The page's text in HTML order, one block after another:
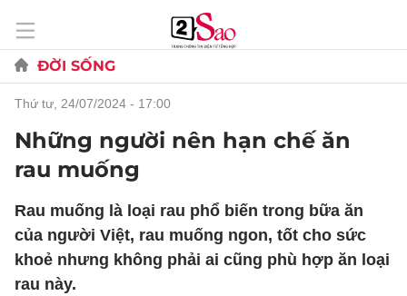
ĐỜI SỐNG
thứ tư, 24/07/2024 - 17:00
Những người nên hạn chế ăn
rau muống
Rau muống là loại rau phổ biến trong bữa ăn
của người Việt, rau muống ngon, tốt cho sức
khoẻ nhưng không phải ai cũng phù hợp ăn loại
rau này.